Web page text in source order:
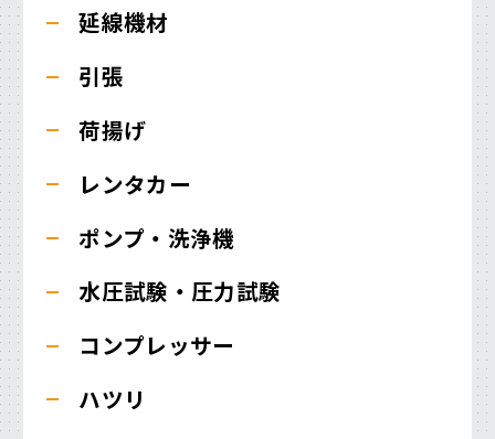
延線機材
引張
荷揚げ
レンタカー
ポンプ・洗浄機
水圧試験・圧力試験
コンプレッサー
ハツリ